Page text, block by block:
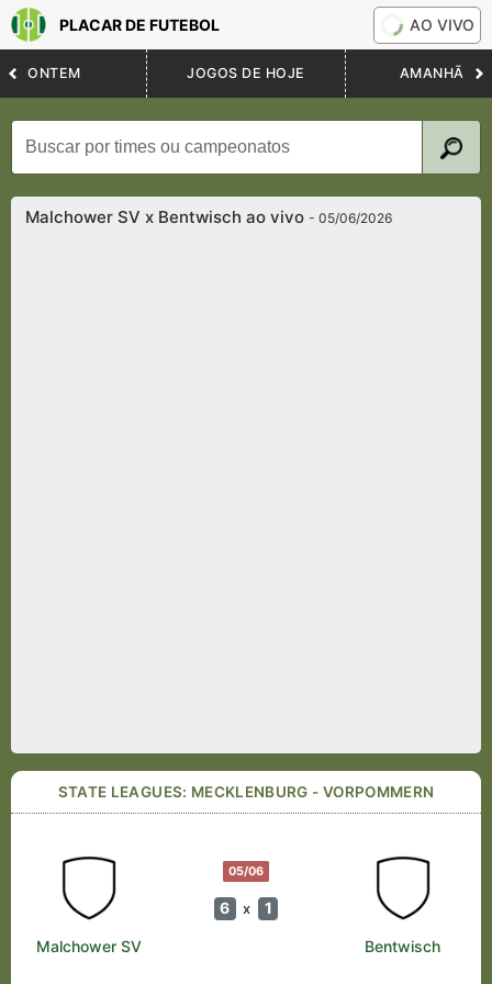
PLACAR DE FUTEBOL AO VIVO
ONTEM JOGOS DE HOJE AMANHÃ
Malchower SV x Bentwisch ao vivo- 05/06/2026
STATE LEAGUES: MECKLENBURG - VORPOMMERN
05/06
6 x 1
Malchower SV Bentwisch